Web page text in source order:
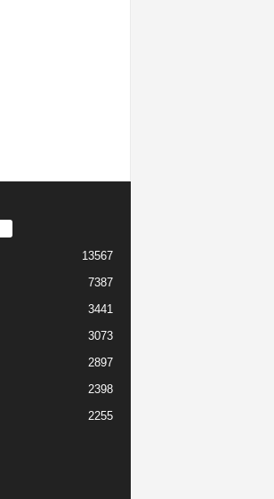
13567
7387
3441
3073
2897
2398
2255